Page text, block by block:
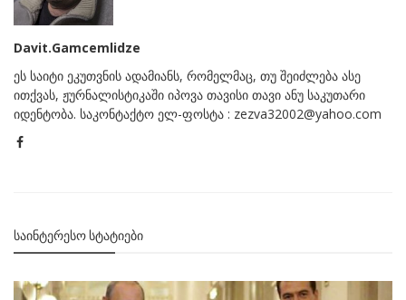
Davit.Gamcemlidze
ეს საიტი ეკუთვნის ადამიანს, რომელმაც, თუ შეიძლება ასე
ითქვას, ჟურნალისტიკაში იპოვა თავისი თავი ანუ საკუთარი
იდენტობა. საკონტაქტო ელ-ფოსტა : zezva32002@yahoo.com
ᲡᲐᲘᲜᲢᲔᲠᲔᲡᲝ ᲡᲢᲐᲢᲘᲔᲑᲘ